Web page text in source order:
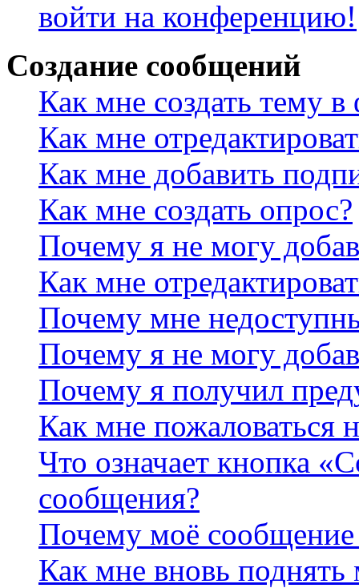
войти на конференцию!
Создание сообщений
Как мне создать тему
Как мне
Как мне добавить
Как мне создать опрос?
Почему я не могу
Как мне
Почему мне
Почему я не могу
Почему я получил
Как мне пожаловаться
Что означает кнопка
сообщения?
Почему моё сообщение
Как мне вновь